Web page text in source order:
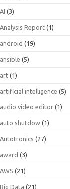
AI (3)
Analysis Report (1)
android (19)
ansible (5)
art (1)
artificial intelligence (5)
audio video editor (1)
auto shutdow (1)
Autotronics (27)
award (3)
AWS (21)
Big Data (21)